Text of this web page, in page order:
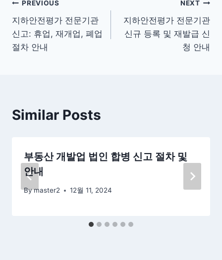
글
탐
색
PREVIOUS
지하안전평가 전문기관
신고: 휴업, 재개업, 폐업
절차 안내
NEXT
지하안전평가 전문기관
신규 등록 및 재발급 신
청 안내
Similar Posts
부동산 개발업 법인 합병 신고 절차 및
안내
Bymaster2 12월 11, 2024